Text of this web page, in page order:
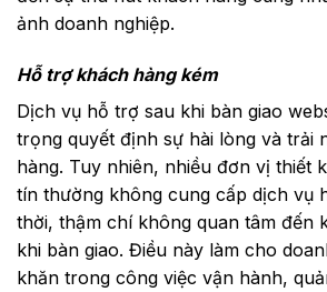
ảnh doanh nghiệp.
Hỗ trợ khách hàng kém
Dịch vụ hỗ trợ sau khi bàn giao
trọng quyết định sự hài lòng và trải
hàng. Tuy nhiên, nhiều đơn vị thiết
tín thường không cung cấp dịch vụ
thời, thậm chí không quan tâm đến
khi bàn giao. Điều này làm cho
khăn trong công việc vận hành,